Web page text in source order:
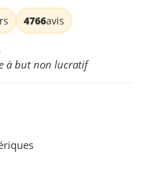
4766avis
à but non lucratif